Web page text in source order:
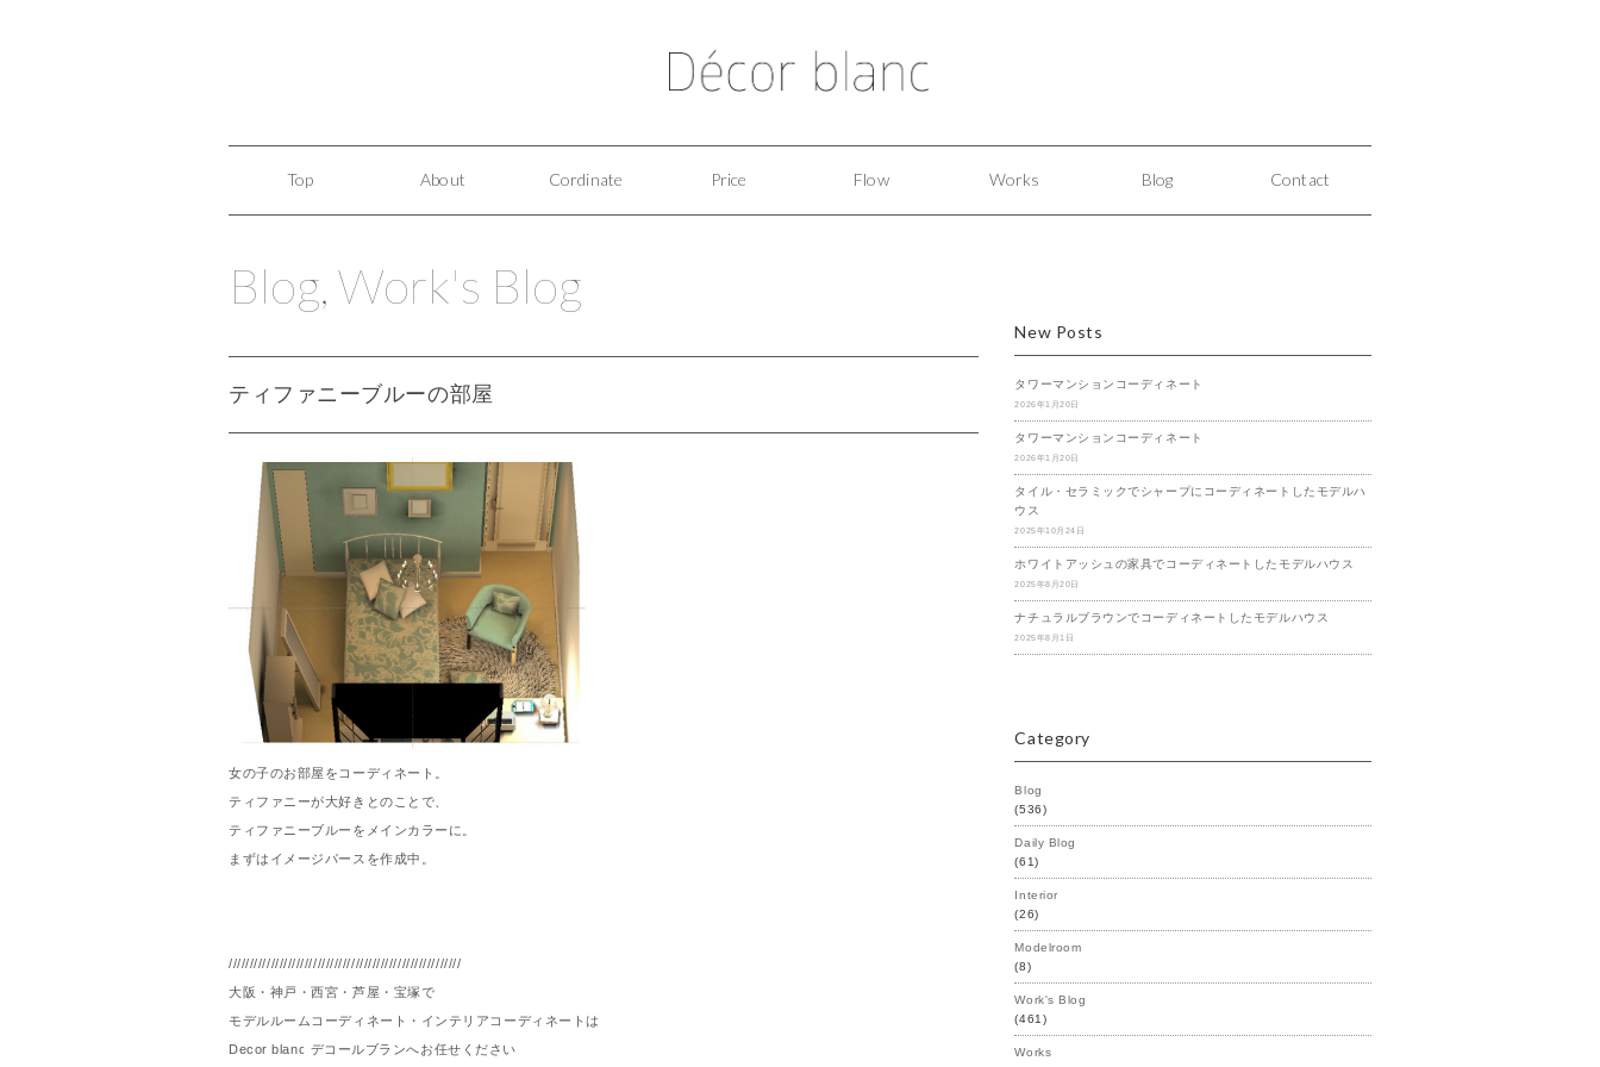
Top About Cordinate Price Flow Works Blog Contact
Blog, Work's Blog
ティファニーブルーの部屋
女の子のお部屋をコーディネート。
ティファニーが大好きとのことで、
ティファニーブルーをメインカラーに。
まずはイメージパースを作成中。
///////////////////////////////////////////////////////
大阪・神戸・西宮・芦屋・宝塚で
モデルルームコーディネート・インテリアコーディネートは
Decor blanc デコールブランへお任せください
New Posts
タワーマンションコーディネート
2026年1月20日
タワーマンションコーディネート
2026年1月20日
タイル・セラミックでシャープにコーディネートしたモデルハ
ウス
2025年10月24日
ホワイトアッシュの家具でコーディネートしたモデルハウス
2025年8月20日
ナチュラルブラウンでコーディネートしたモデルハウス
2025年8月1日
Category
Blog
(536)
Daily Blog
(61)
Interior
(26)
Modelroom
(8)
Work's Blog
(461)
Works